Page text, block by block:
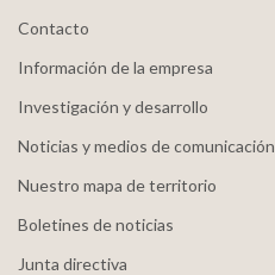
Contacto
Información de la empresa
Investigación y desarrollo
Noticias y medios de comunicación
Nuestro mapa de territorio
Boletines de noticias
Junta directiva